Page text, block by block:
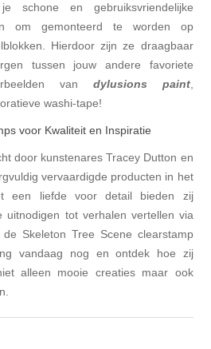
schone en gebruiksvriendelijke
om gemonteerd te worden op
Hierdoor zijn ze draagbaar
tussen jouw andere favoriete
van dylusions paint,
washi-tape!
voor Kwaliteit en Inspiratie
door kunstenares Tracey Dutton en
vervaardigde producten in het
een liefde voor detail bieden zij
uitnodigen tot verhalen vertellen via
Skeleton Tree Scene clearstamp
vandaag nog en ontdek hoe zij
alleen mooie creaties maar ook